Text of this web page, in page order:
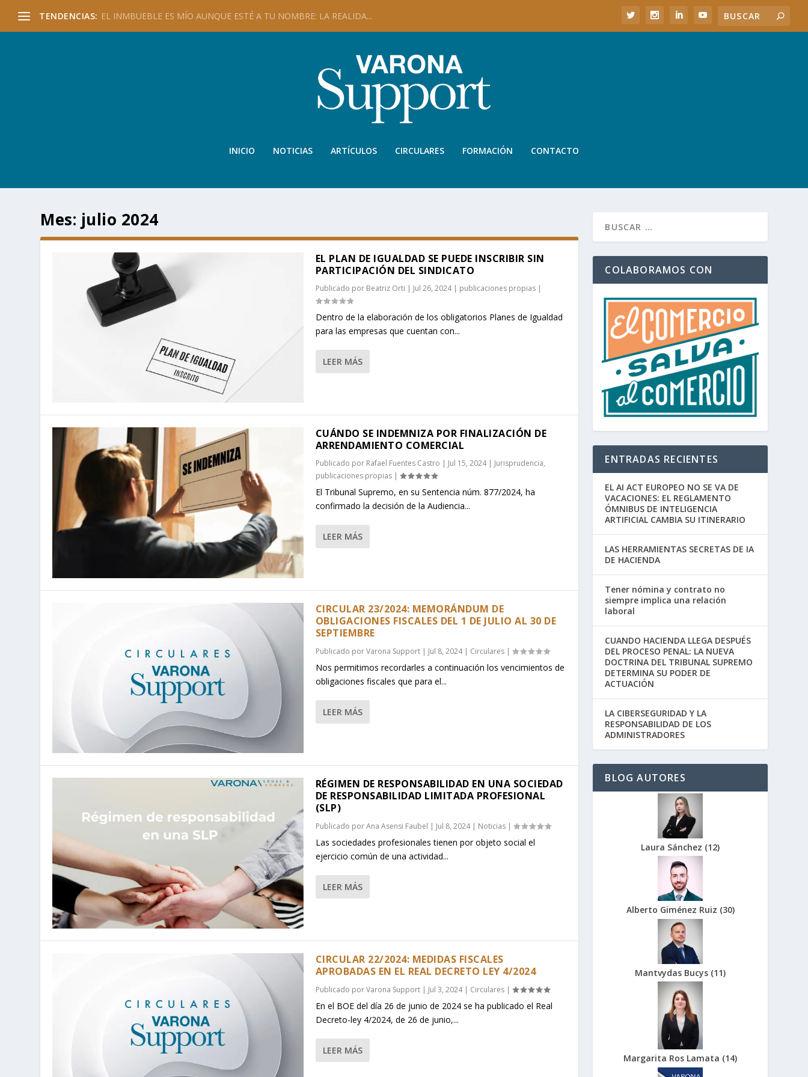
TENDENCIAS: EL INMBUEBLE ES MÍO AUNQUE ESTÉ A TU NOMBRE: LA REALIDA...
INICIO NOTICIAS ARTÍCULOS CIRCULARES FORMACIÓN CONTACTO
Mes: julio 2024
EL PLAN DE IGUALDAD SE PUEDE INSCRIBIR SIN
PARTICIPACIÓN DEL SINDICATO
Publicado por Beatriz Orti | Jul 26, 2024| publicaciones propias|
Dentro de la elaboración de los obligatorios Planes de Igualdad
para las empresas que cuentan con...
LEER MÁS
CUÁNDO SE INDEMNIZA POR FINALIZACIÓN DE
ARRENDAMIENTO COMERCIAL
Publicado por Rafael Fuentes Castro | Jul 15, 2024| Jurisprudencia,
publicaciones propias|
El Tribunal Supremo, en su Sentencia núm. 877/2024, ha
confirmado la decisión de la Audiencia...
LEER MÁS
CIRCULAR 23/2024: MEMORÁNDUM DE
OBLIGACIONES FISCALES DEL 1 DE JULIO AL 30 DE
SEPTIEMBRE
Publicado porVarona Support| Jul 8, 2024| Circulares|
Nos permitimos recordarles a continuación los vencimientos de
obligaciones fiscales que para el...
LEER MÁS
RÉGIMEN DE RESPONSABILIDAD EN UNA SOCIEDAD
DE RESPONSABILIDAD LIMITADA PROFESIONAL
(SLP)
Publicado porAna Asensi Faubel | Jul 8, 2024| Noticias|
Las sociedades profesionales tienen por objeto social el
ejercicio común de una actividad...
LEER MÁS
CIRCULAR 22/2024: MEDIDAS FISCALES
APROBADAS EN EL REAL DECRETO LEY 4/2024
Publicado porVarona Support| Jul 3, 2024| Circulares|
En el BOE del día 26 de junio de 2024 se ha publicado el Real
Decreto-ley 4/2024, de 26 de junio,...
LEER MÁS
COLABORAMOS CON
ENTRADAS RECIENTES
EL AI ACT EUROPEO NO SE VA DE
VACACIONES: EL REGLAMENTO
ÓMNIBUS DE INTELIGENCIA
ARTIFICIAL CAMBIA SU ITINERARIO
LAS HERRAMIENTAS SECRETAS DE IA
DE HACIENDA
Tener nómina y contrato no
siempre implica una relación
laboral
CUANDO HACIENDA LLEGA DESPUÉS
DEL PROCESO PENAL: LA NUEVA
DOCTRINA DEL TRIBUNAL SUPREMO
DETERMINA SU PODER DE
ACTUACIÓN
LA CIBERSEGURIDAD Y LA
RESPONSABILIDAD DE LOS
ADMINISTRADORES
BLOG AUTORES
Laura Sánchez (12)
Alberto Giménez Ruiz (30)
Mantvydas Bucys (11)
Margarita Ros Lamata (14)